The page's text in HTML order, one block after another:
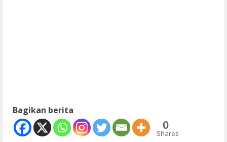
Bagikan berita
0
Shares